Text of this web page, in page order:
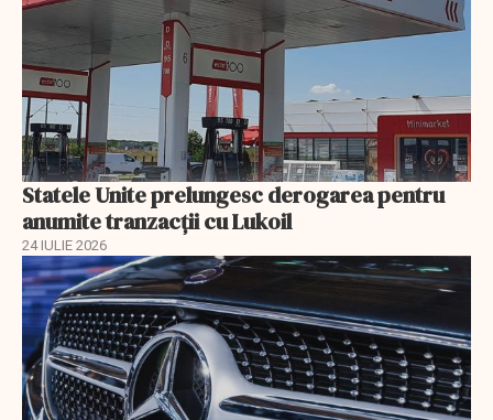
Statele Unite prelungesc derogarea pentru
anumite tranzacții cu Lukoil
24 IULIE 2026